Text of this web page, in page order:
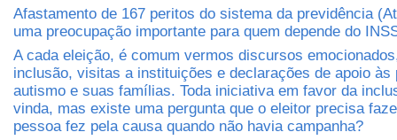
Afastamento de 167 peritos do sistema da previdência
uma preocupação importante para quem depende do
A cada eleição, é comum vermos discursos
inclusão, visitas a instituições e declarações de apoio às
autismo e suas famílias. Toda iniciativa em favor da
vinda, mas existe uma pergunta que o eleitor precisa
pessoa fez pela causa quando não havia campanha?